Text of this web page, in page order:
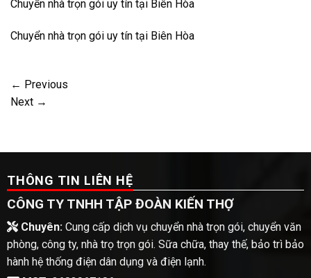
Chuyển nhà trọn gói uy tín tại Biên Hòa
Chuyển nhà trọn gói uy tín tại Biên Hòa
← Previous
Next →
THÔNG TIN LIÊN HỆ
CÔNG TY TNHH TẬP ĐOÀN KIẾN THỢ
Chuyên:Cung cấp dịch vụ chuyển nhà trọn gói, chuyển văn
phòng, công ty, nhà trọ trọn gói. Sữa chữa, thay thế, bảo trì bảo
hành hệ thống điện dân dụng và điện lạnh.